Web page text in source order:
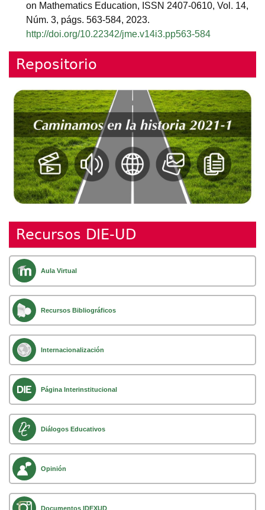
on Mathematics Education, ISSN 2407-0610, Vol. 14,
Núm. 3, págs. 563-584, 2023.
http://doi.org/10.22342/jme.v14i3.pp563-584
Repositorio
Recursos DIE-UD
Aula Virtual
Recursos Bibliográficos
Internacionalización
Página Interinstitucional
Diálogos Educativos
Opinión
Documentos IDEXUD